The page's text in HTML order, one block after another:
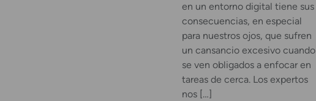
en un entorno digital tiene sus
consecuencias, en especial
para nuestros ojos, que sufren
un cansancio excesivo cuando
se ven obligados a enfocar en
tareas de cerca. Los expertos
nos […]